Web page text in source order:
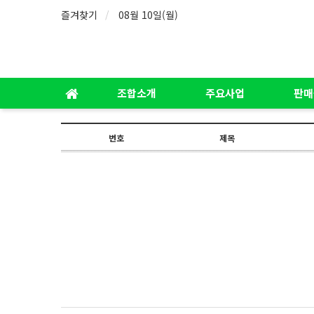
즐겨찾기 08월 10일(월)
조합소개 주요사업 판
번호 제목